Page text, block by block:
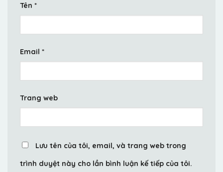
Tên *
Email *
Trang web
Lưu tên của tôi, email, và trang web trong
trình duyệt này cho lần bình luận kế tiếp của tôi.